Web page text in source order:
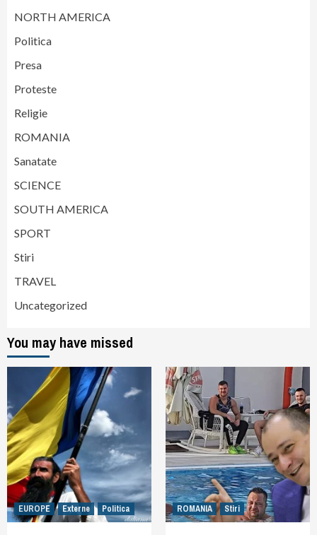
NORTH AMERICA
Politica
Presa
Proteste
Religie
ROMANIA
Sanatate
SCIENCE
SOUTH AMERICA
SPORT
Stiri
TRAVEL
Uncategorized
You may have missed
EUROPE Externe Politica ROMANIA Stiri